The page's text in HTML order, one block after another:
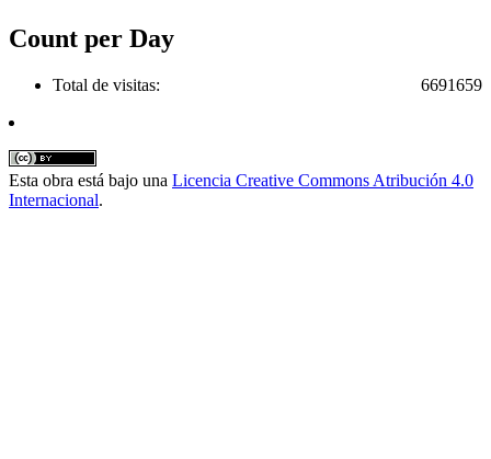
Count per Day
6691659
Total de visitas:
Esta obra está bajo una Licencia Creative Commons Atribución 4.0
Internacional.